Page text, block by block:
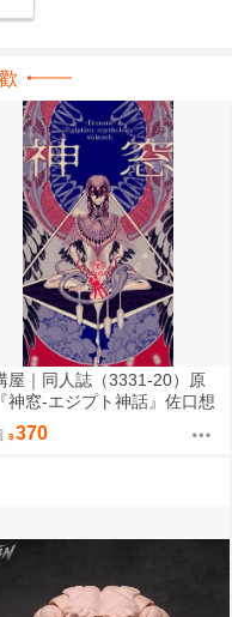
屋｜同人誌（3331-20）原
神窓-エジプト神話』佐口想
370